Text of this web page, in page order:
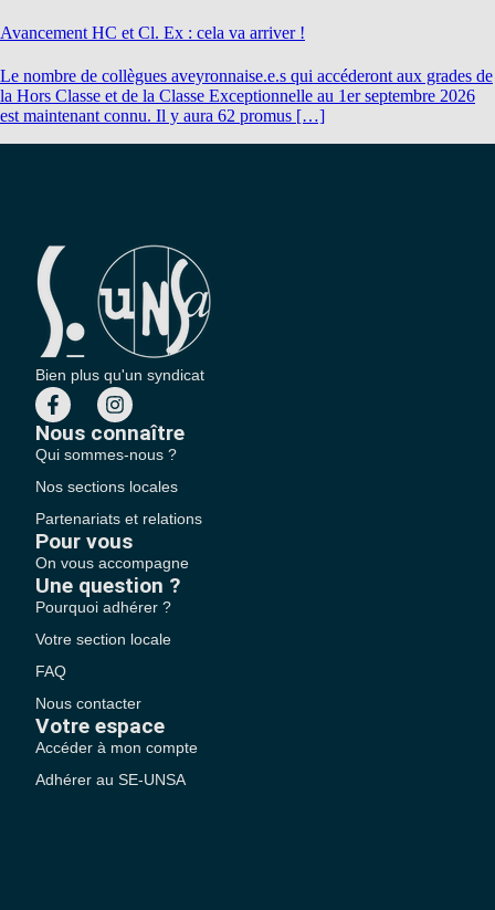
Avancement HC et Cl. Ex : cela va arriver !
Le nombre de collègues aveyronnaise.e.s qui accéderont aux grades de
la Hors Classe et de la Classe Exceptionnelle au 1er septembre 2026
est maintenant connu. Il y aura 62 promus […]
Bien plus qu'un syndicat
Nous connaître
Qui sommes-nous ?
Nos sections locales
Partenariats et relations
Pour vous
On vous accompagne
Une question ?
Pourquoi adhérer ?
Votre section locale
FAQ
Nous contacter
Votre espace
Accéder à mon compte
Adhérer au SE-UNSA